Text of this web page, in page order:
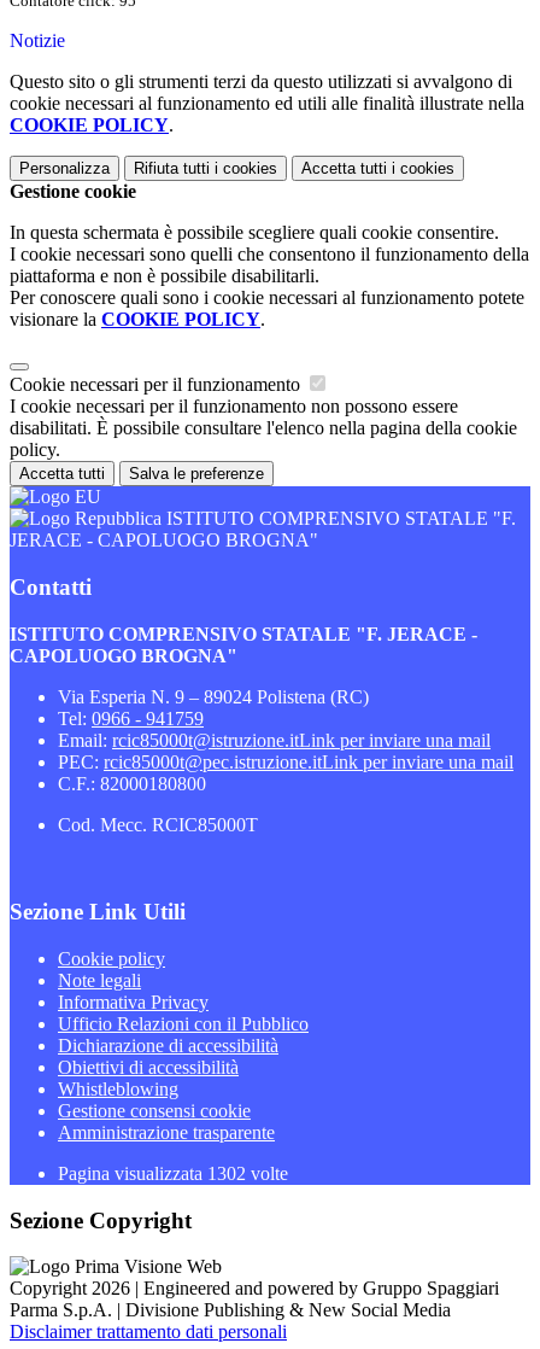
Notizie
Questo sito o gli strumenti terzi da questo utilizzati si avvalgono di
cookie necessari al funzionamento ed utili alle finalità illustrate nella
COOKIE POLICY.
Personalizza Rifiuta tutti i cookies Accetta tutti i cookies
Gestione cookie
In questa schermata è possibile scegliere quali cookie consentire.
I cookie necessari sono quelli che consentono il funzionamento della
piattaforma e non è possibile disabilitarli.
Per conoscere quali sono i cookie necessari al funzionamento potete
visionare la COOKIE POLICY.
Cookie necessari per il funzionamento
I cookie necessari per il funzionamento non possono essere
disabilitati. È possibile consultare l'elenco nella pagina della cookie
policy.
Accetta tutti Salva le preferenze
ISTITUTO COMPRENSIVO STATALE "F.
JERACE - CAPOLUOGO BROGNA"
Contatti
ISTITUTO COMPRENSIVO STATALE "F. JERACE -
CAPOLUOGO BROGNA"
Via Esperia N. 9 – 89024 Polistena (RC)
Tel: 0966 - 941759
Email: rcic85000t@istruzione.itLink per inviare una mail
PEC: rcic85000t@pec.istruzione.itLink per inviare una mail
C.F.: 82000180800
Cod. Mecc. RCIC85000T
Sezione Link Utili
Cookie policy
Note legali
Informativa Privacy
Ufficio Relazioni con il Pubblico
Dichiarazione di accessibilità
Obiettivi di accessibilità
Whistleblowing
Gestione consensi cookie
Amministrazione trasparente
Pagina visualizzata 1302 volte
Sezione Copyright
Copyright 2026 | Engineered and powered by Gruppo Spaggiari
Parma S.p.A. | Divisione Publishing & New Social Media
Disclaimer trattamento dati personali